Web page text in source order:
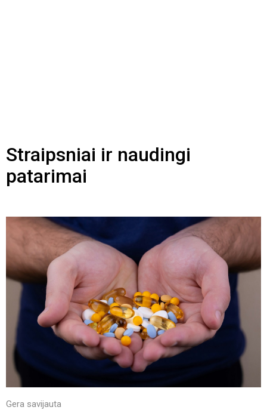
Straipsniai ir naudingi
patarimai
Gera savijauta